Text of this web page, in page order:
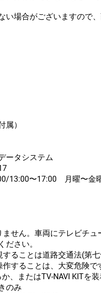
い場合がございますので
属）
システム
17:00 月曜〜金曜（
せん。車両にテレビチ
ださい。
ることは道路交通法(第
することは、大変危険で
、またはTV-NAVI KIT
のみ